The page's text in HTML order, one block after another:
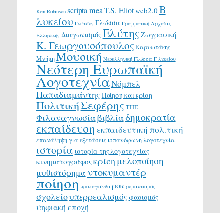
Ken Robinson scripta meaT.S. Eliotweb2.0 Β
λυκείου Γκάτσος Γλώσσα Γραμματική Αρχαίας
Ελληνικής ΔιαγωνισμόςΕλύτης Ζωγραφική
Κ. Γεωργουσόπουλος Καρυωτάκης
ΜνήμηΜουσική Νεοελληνική Γλώσσα Γ λυκείου
Νεότερη Ευρωπαϊκή
ΛογοτεχνίαΝόμπελ
Παπαδιαμάντης Ποίηση και κρίση
ΠολιτικήΣεφέρης ΤΠΕ
Φιλαναγνωσίαβιβλίαδημοκρατία
εκπαίδευση εκπαιδευτική πολιτική
επανάληψη για εξετάσεις ισπανόφωνη λογοτεχνία
ιστορία ιστορία της λογοτεχνίας
κινηματογράφοςκρίση μελοποίηση
μυθιστόρημα ντοκυμαντέρ
ποίηση προπαγάνδα ροκ ρομαντισμός
σχολείουπερρεαλισμόςφασισμός
ψηφιακή εποχή